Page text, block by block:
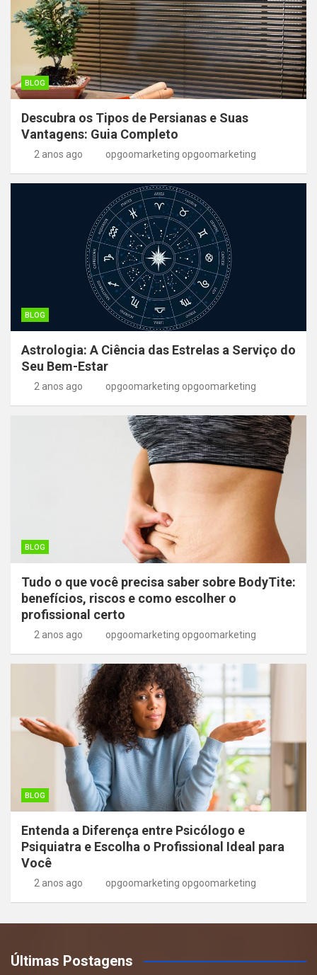
BLOG
Descubra os Tipos de Persianas e Suas
Vantagens: Guia Completo
2 anos ago opgoomarketing opgoomarketing
BLOG
Astrologia: A Ciência das Estrelas a Serviço do
Seu Bem-Estar
2 anos ago opgoomarketing opgoomarketing
BLOG
Tudo o que você precisa saber sobre BodyTite:
benefícios, riscos e como escolher o
profissional certo
2 anos ago opgoomarketing opgoomarketing
BLOG
Entenda a Diferença entre Psicólogo e
Psiquiatra e Escolha o Profissional Ideal para
Você
2 anos ago opgoomarketing opgoomarketing
Últimas Postagens